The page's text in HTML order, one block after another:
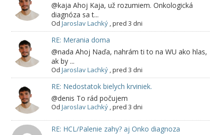
@kaja Ahoj Kaja, už rozumiem. Onkologická
diagnóza sa t...
Od Jaroslav Lachký,pred 3 dni
RE: Merania doma
@nada Ahoj Naďa, nahrám ti to na WU ako hlas,
ak by ...
Od Jaroslav Lachký,pred 3 dni
RE: Nedostatok bielych krviniek.
@denis To rád počujem
Od Jaroslav Lachký,pred 3 dni
RE: HCL/Palenie zahy? aj Onko diagnoza